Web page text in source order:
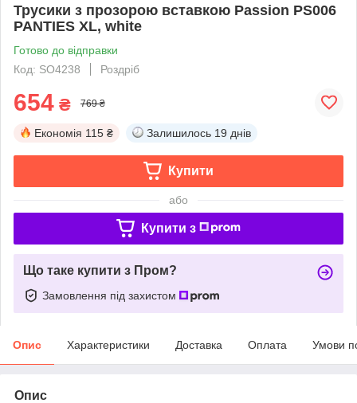
Трусики з прозорою вставкою Passion PS006
PANTIES XL, white
Готово до відправки
Код: SO4238
Роздріб
654 ₴ 769 ₴
Економія 115 ₴ Залишилось 19 днів
Купити
або
Купити з
Що таке купити з Пром?
Замовлення під захистом
Опис Характеристики Доставка Оплата Умови
Опис